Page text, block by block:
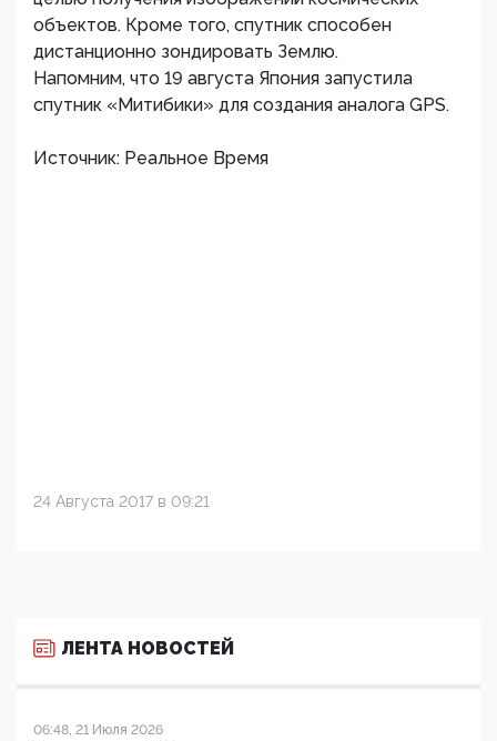
объектов. Кроме того, спутник способен
дистанционно зондировать Землю.
Напомним, что 19 августа Япония запустила
спутник «Митибики» для создания аналога GPS.
Источник: Реальное Время
24 Августа 2017 в 09:21
ЛЕНТА НОВОСТЕЙ
06:48, 21 Июля 2026